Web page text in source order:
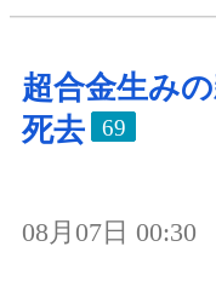
超合金生み
死去
69
08月07日 00:30